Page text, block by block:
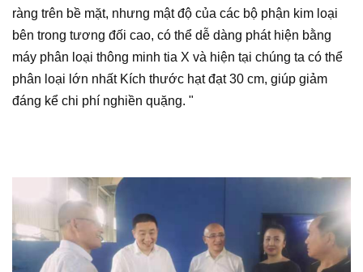
ràng trên bề mặt, nhưng mật độ của các bộ phận kim loại
bên trong tương đối cao, có thể dễ dàng phát hiện bằng
máy phân loại thông minh tia X và hiện tại chúng ta có thể
phân loại lớn nhất Kích thước hạt đạt 30 cm, giúp giảm
đáng kể chi phí nghiền quặng. "